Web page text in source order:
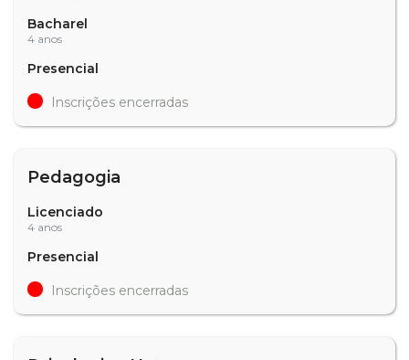
Bacharel
4 anos
Presencial
Inscrições encerradas
Pedagogia
Licenciado
4 anos
Presencial
Inscrições encerradas